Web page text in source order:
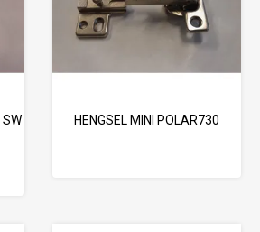
Exclusive 2012HENGSEL MINI POLAR730